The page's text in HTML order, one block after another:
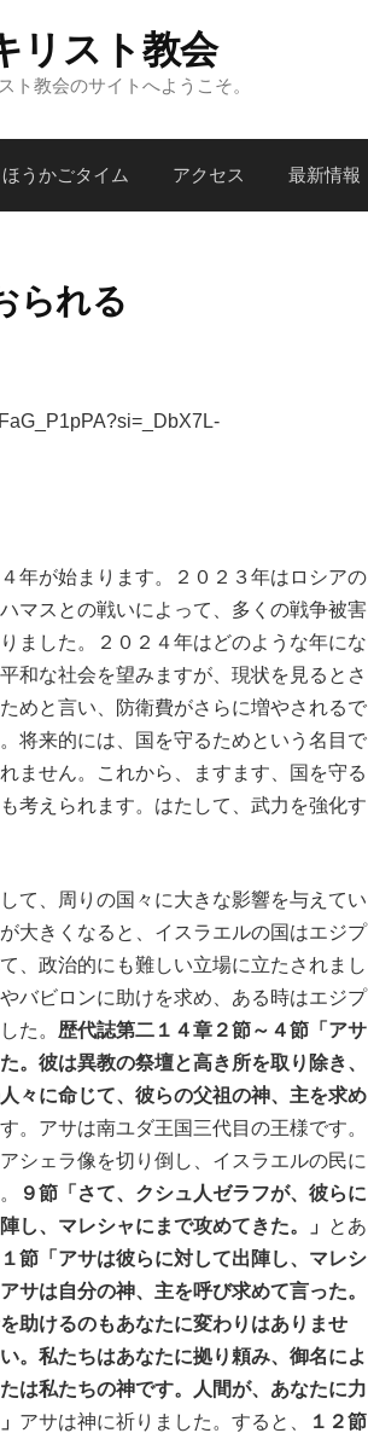
リスト教会
ト教会のサイトへようこそ。
ほうかごタイム アクセス 最新情報
られる
年が始まります。２０２３年はロシアの
マスとの戦いによって、多くの戦争被害
ました。２０２４年はどのような年にな
和な社会を望みますが、現状を見るとさ
めと言い、防衛費がさらに増やされるで
将来的には、国を守るためという名目で
ません。これから、ますます、国を守る
考えられます。はたして、武力を強化す
て、周りの国々に大きな影響を与えてい
大きくなると、イスラエルの国はエジプ
、政治的にも難しい立場に立たされまし
バビロンに助けを求め、ある時はエジプ
た。 歴代誌第二１４章２節～４節「アサ
。彼は異教の祭壇と高き所を取り除き、
々に命じて、彼らの父祖の神、主を求め
。アサは南ユダ王国三代目の王様です。
シェラ像を切り倒し、イスラエルの民に
９節「さて、クシュ人ゼラフが、彼らに
し、マレシャにまで攻めてきた。」
とあ
節「アサは彼らに対して出陣し、マレシ
サは自分の神、主を呼び求めて言った。
助けるのもあなたに変わりはありませ
。私たちはあなたに拠り頼み、御名によ
は私たちの神です。人間が、あなたに力
アサは神に祈りました。すると、
１２節